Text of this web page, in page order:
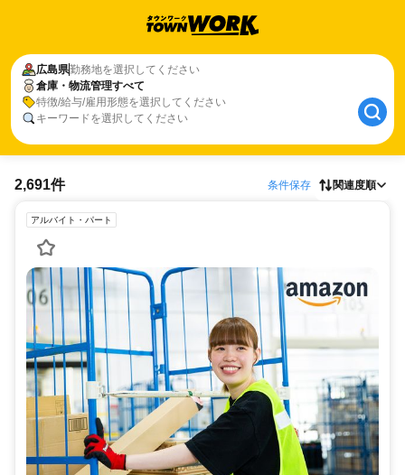
広島県勤務地を選択してください
倉庫・物流管理すべて
特徴/給与/雇用形態を選択してください
キーワードを選択してください
2,691件 条件保存 関連度順
アルバイト・パート